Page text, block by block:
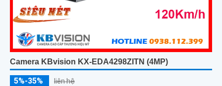
Camera KBvision KX-EDA4298ZITN (4MP)
5%-35% liên hệ